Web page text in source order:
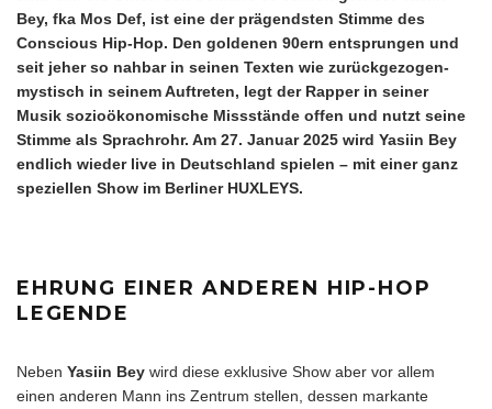
Bey, fka Mos Def, ist eine der prägendsten Stimme des
Conscious Hip-Hop. Den goldenen 90ern entsprungen und
seit jeher so nahbar in seinen Texten wie zurückgezogen-
mystisch in seinem Auftreten, legt der Rapper in seiner
Musik sozioökonomische Missstände offen und nutzt seine
Stimme als Sprachrohr. Am 27. Januar 2025 wird Yasiin Bey
endlich wieder live in Deutschland spielen – mit einer ganz
speziellen Show im Berliner HUXLEYS.
EHRUNG EINER ANDEREN HIP-HOP
LEGENDE
Neben Yasiin Bey wird diese exklusive Show aber vor allem
einen anderen Mann ins Zentrum stellen, dessen markante